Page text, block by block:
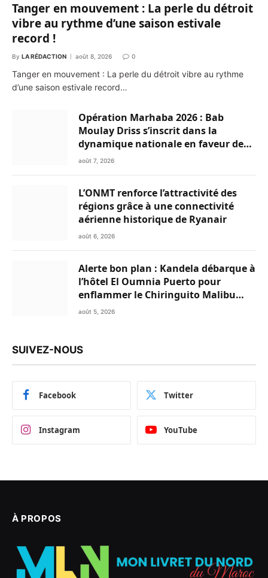
Tanger en mouvement : La perle du détroit
vibre au rythme d’une saison estivale
record !
By LA RÉDACTION août 8, 2026 0
Tanger en mouvement : La perle du détroit vibre au rythme
d’une saison estivale record…
Opération Marhaba 2026 : Bab
Moulay Driss s’inscrit dans la
dynamique nationale en faveur des
Marocains du Monde
août 7, 2026
L’ONMT renforce l’attractivité des
régions grâce à une connectivité
aérienne historique de Ryanair
août 6, 2026
Alerte bon plan : Kandela débarque à
l’hôtel El Oumnia Puerto pour
enflammer le Chiringuito Malibu
Club
août 5, 2026
SUIVEZ-NOUS
Facebook Twitter
Instagram YouTube
À PROPOS